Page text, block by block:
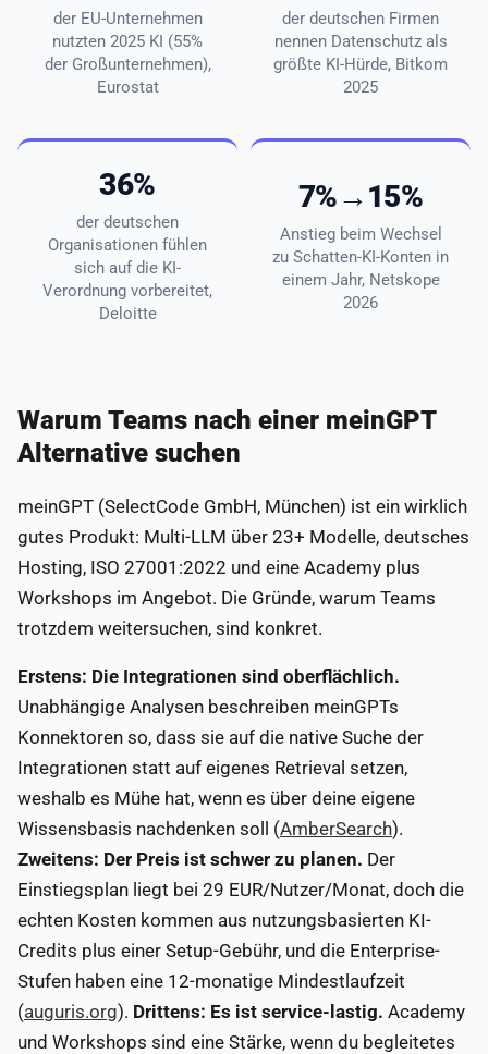
der EU-Unternehmen
nutzten 2025 KI (55%
der Großunternehmen),
Eurostat
der deutschen Firmen
nennen Datenschutz als
größte KI-Hürde, Bitkom
2025
36%
der deutschen
Organisationen fühlen
sich auf die KI-
Verordnung vorbereitet,
Deloitte
7%→15%
Anstieg beim Wechsel
zu Schatten-KI-Konten in
einem Jahr, Netskope
2026
Warum Teams nach einer meinGPT
Alternative suchen
meinGPT (SelectCode GmbH, München) ist ein wirklich
gutes Produkt: Multi-LLM über 23+ Modelle, deutsches
Hosting, ISO 27001:2022 und eine Academy plus
Workshops im Angebot. Die Gründe, warum Teams
trotzdem weitersuchen, sind konkret.
Erstens: Die Integrationen sind oberflächlich.
Unabhängige Analysen beschreiben meinGPTs
Konnektoren so, dass sie auf die native Suche der
Integrationen statt auf eigenes Retrieval setzen,
weshalb es Mühe hat, wenn es über deine eigene
Wissensbasis nachdenken soll (AmberSearch).
Zweitens: Der Preis ist schwer zu planen. Der
Einstiegsplan liegt bei 29 EUR/Nutzer/Monat, doch die
echten Kosten kommen aus nutzungsbasierten KI-
Credits plus einer Setup-Gebühr, und die Enterprise-
Stufen haben eine 12-monatige Mindestlaufzeit
(auguris.org). Drittens: Es ist service-lastig. Academy
und Workshops sind eine Stärke, wenn du begleitetes